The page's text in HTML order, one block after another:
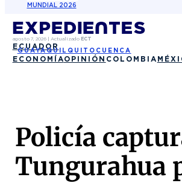
MUNDIAL 2026
agosto 7, 2026| Actualizado ECT
ECUADOR
GUAYAQUIL QUITO CUENCA
ECONOMÍAOPINIÓN COLOMBIA
Policía
Tungurahua